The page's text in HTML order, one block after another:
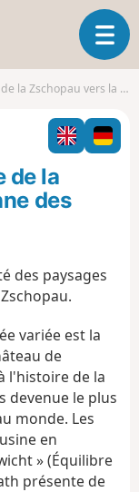
O
u
v
i
r
l
g
la couronne des monts Métallifères
de la
des
des paysages
variée est la
de
l'histoire de la
devenue le plus
monde. Les
en
» (Équilibre
présente de